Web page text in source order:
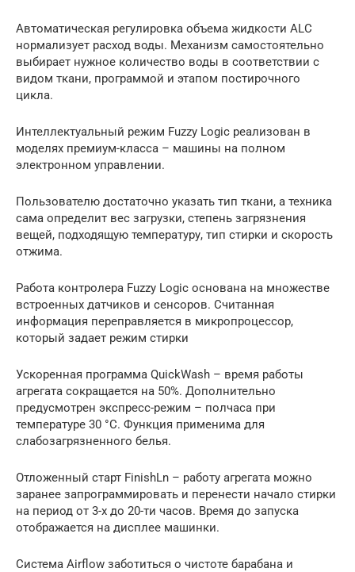
Автоматическая регулировка объема жидкости ALC
нормализует расход воды. Механизм самостоятельно
выбирает нужное количество воды в соответствии с
видом ткани, программой и этапом постирочного
цикла.
Интеллектуальный режим Fuzzy Logic реализован в
моделях премиум-класса – машины на полном
электронном управлении.
Пользователю достаточно указать тип ткани, а техника
сама определит вес загрузки, степень загрязнения
вещей, подходящую температуру, тип стирки и скорость
отжима.
Работа контролера Fuzzy Logic основана на множестве
встроенных датчиков и сенсоров. Считанная
информация переправляется в микропроцессор,
который задает режим стирки
Ускоренная программа QuickWash – время работы
агрегата сокращается на 50%. Дополнительно
предусмотрен экспресс-режим – полчаса при
температуре 30 °С. Функция применима для
слабозагрязненного белья.
Отложенный старт FinishLn – работу агрегата можно
заранее запрограммировать и перенести начало стирки
на период от 3-х до 20-ти часов. Время до запуска
отображается на дисплее машинки.
Система Airflow заботиться о чистоте барабана и